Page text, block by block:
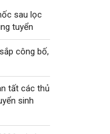
sau lọc
tuyển
công bố,
tất các thủ
sinh